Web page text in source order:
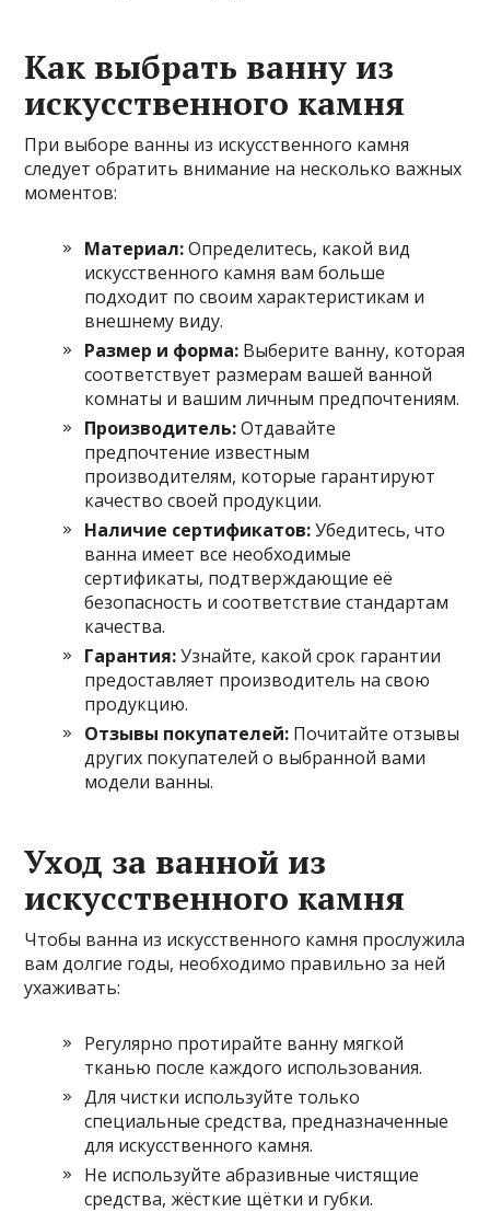
Как выбрать ванну из
искусственного камня
При выборе ванны из искусственного камня
следует обратить внимание на несколько важных
моментов:
Материал:Определитесь, какой вид
искусственного камня вам больше
подходит по своим характеристикам и
внешнему виду.
Размер и форма: Выберите ванну, которая
соответствует размерам вашей ванной
комнаты и вашим личным предпочтениям.
Производитель:Отдавайте
предпочтение известным
производителям, которые гарантируют
качество своей продукции.
Наличие сертификатов:Убедитесь, что
ванна имеет все необходимые
сертификаты, подтверждающие её
безопасность и соответствие стандартам
качества.
Гарантия:Узнайте, какой срок гарантии
предоставляет производитель на свою
продукцию.
Отзывы покупателей: Почитайте отзывы
других покупателей о выбранной вами
модели ванны.
Уход за ванной из
искусственного камня
Чтобы ванна из искусственного камня прослужила
вам долгие годы, необходимо правильно за ней
ухаживать:
Регулярно протирайте ванну мягкой
тканью после каждого использования.
Для чистки используйте только
специальные средства, предназначенные
для искусственного камня.
Не используйте абразивные чистящие
средства, жёсткие щётки и губки.